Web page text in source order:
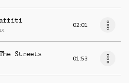
02:01
Streets
01:53